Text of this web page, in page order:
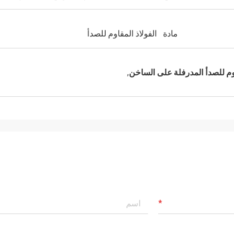
مادة الفولاذ المقاوم للصدأ
,